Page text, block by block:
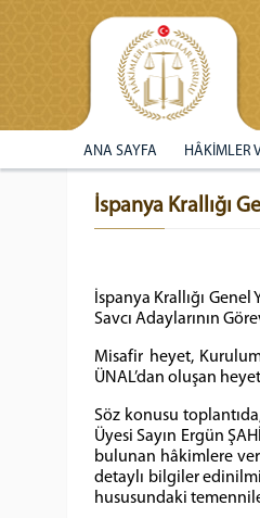
ANA SAYFA HÂKİMLER
İspanya Krallığı
İspanya Krallığı
Savcı Adaylarının
Misafir heyet,
ÜNAL’dan oluşan
Söz konusu
Üyesi Sayın Ergün
bulunan hâkimlere
detaylı bilgiler
hususundaki